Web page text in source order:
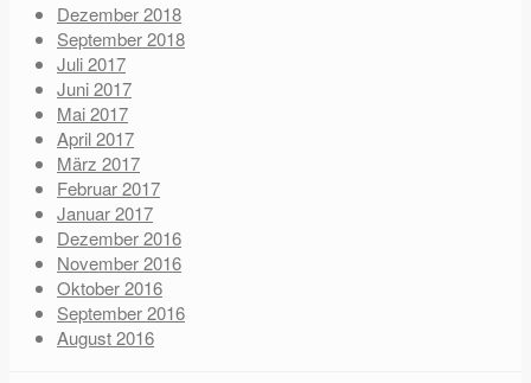
Dezember 2018
September 2018
Juli 2017
Juni 2017
Mai 2017
April 2017
März 2017
Februar 2017
Januar 2017
Dezember 2016
November 2016
Oktober 2016
September 2016
August 2016